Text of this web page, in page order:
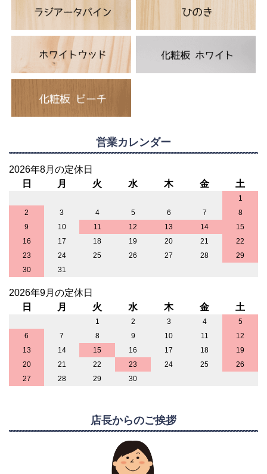
営業カレンダー
2026年8月の定休日
日
月 火 水 木 金 土
1
2
3 4 5 6 7
8
9
10 11 12 13 14
15
16
17 18 19 20 21
22
23
24 25 26 27 28
29
30
31
2026年9月の定休日
日
月 火 水 木 金 土
1 2 3 4
5
6
7 8 9 10 11
12
13
14 15 16 17 18
19
20
21 22 23 24 25
26
27
28 29 30
店長からのご挨拶